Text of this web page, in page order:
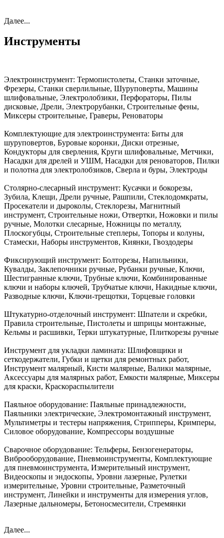
Далее...
Инструменты
Электроинструмент: Термопистолеты, Станки заточные,
Фрезеры, Станки сверлильные, Шуруповерты, Машины
шлифовальные, Электролобзики, Перфораторы, Пилы
дисковые, Дрели, Электрорубанки, Строительные фены,
Миксеры строительные, Граверы, Реноваторы
Комплектующие для электроинструмента: Биты для
шуруповертов, Буровые коронки, Диски отрезные,
Кондукторы для сверления, Круги шлифовальные, Метчики,
Насадки для дрелей и УШМ, Насадки для реноваторов, Пилки
и полотна для электролобзиков, Сверла и буры, Электроды
Столярно-слесарный инструмент: Кусачки и бокорезы,
Зубила, Клещи, Дрели ручные, Рашпили, Стеклодомкраты,
Просекатели и дыроколы, Стеклорезы, Магнитный
инструмент, Строительные ножи, Отвертки, Ножовки и пилы
ручные, Молотки слесарные, Ножницы по металлу,
Плоскогубцы, Строительные степлеры, Топоры и колуны,
Стамески, Наборы инструментов, Киянки, Гвоздодеры
Фиксирующий инструмент: Болторезы, Напильники,
Кувалды, Заклепочники ручные, Рубанки ручные, Ключи,
Шестигранные ключи, Трубные ключи, Комбинированные
ключи и наборы ключей, Трубчатые ключи, Накидные ключи,
Разводные ключи, Ключи-трещотки, Торцевые головки
Штукатурно-отделочный инструмент: Шпатели и скребки,
Правила строительные, Пистолеты и шприцы монтажные,
Кельмы и расшивки, Терки штукатурные, Плиткорезы ручные
Инструмент для укладки ламината: Шлифовщики и
сеткодержатели, Губки и щетки для ремонтных работ,
Инструмент малярный, Кисти малярные, Валики малярные,
Аксессуары для малярных работ, Емкости малярные, Миксеры
для краски, Краскораспылители
Паяльное оборудование: Паяльные принадлежности,
Паяльники электрические, Электромонтажный инструмент,
Мультиметры и тестеры напряжения, Стрипперы, Кримперы,
Силовое оборудование, Компрессоры воздушные
Сварочное оборудование: Тельферы, Бензогенераторы,
Виброоборудование, Пневмоинструменты, Комплектующие
для пневмоинструмента, Измерительный инструмент,
Видеоскопы и эндоскопы, Уровни лазерные, Рулетки
измерительные, Уровни строительные, Разметочный
инструмент, Линейки и инструменты для измерения углов,
Лазерные дальномеры, Бетоносмесители, Стремянки
Далее...